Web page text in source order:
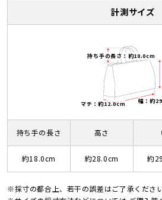
計測サイズ
持ち手の長さ：約18.0cm
幅：約
マチ：約12.0cm
持ち手の長さ
約18.0cm
高さ
約28.0cm 約
※採寸の都合上、若干の誤差はご了承ください